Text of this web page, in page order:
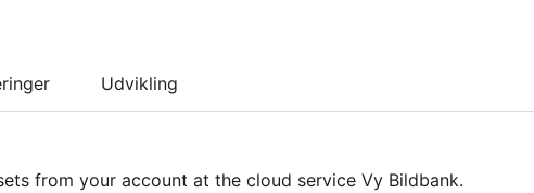
Udvikling
from your account at the cloud service Vy Bildbank.